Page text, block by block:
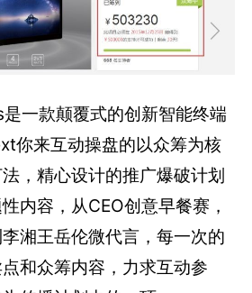
一款颠覆式的创新智能终端
你来互动操盘的以众筹为核
，精心设计的推广爆破计划
内容，从CEO创意早餐赛，
湘王岳伦微代言，每一次的
和众筹内容，力求互动参